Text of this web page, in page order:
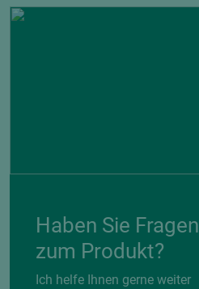
Haben Sie Fragen
zum Produkt?
Ich helfe Ihnen gerne weiter